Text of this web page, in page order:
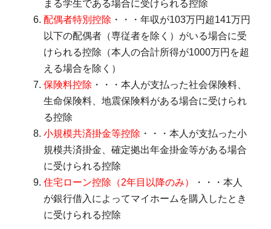
まる学生である場合に受けられる控除
配偶者特別控除 ・・・年収が103万円超141万円
以下の配偶者（専従者を除く）がいる場合に受
けられる控除（本人の合計所得が1000万円を超
える場合を除く）
保険料控除 ・・・本人が支払った社会保険料、
生命保険料、地震保険料がある場合に受けられ
る控除
小規模共済掛金等控除 ・・・本人が支払った小
規模共済掛金、確定拠出年金掛金等がある場合
に受けられる控除
住宅ローン控除（2年目以降のみ）
・・・本人
が銀行借入によってマイホームを購入したとき
に受けられる控除